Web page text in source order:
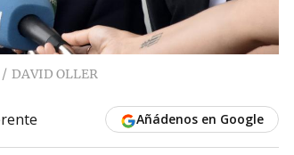
DAVID OLLER
Añádenos en Google